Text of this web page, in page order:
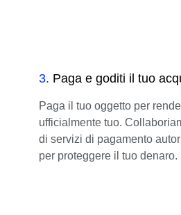
3. Paga e goditi il tuo
Paga il tuo oggetto per
ufficialmente tuo.
di servizi di pagamento
per proteggere il tuo denaro.